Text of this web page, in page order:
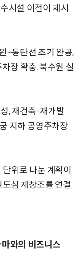
시설 이전이 제시
~동탄선 조기 완공,
장 확충, 북수원 실
, 재건축·재개발
지하 공영주차장
위로 나눈 계획이
심 재창조를 연결
와의 비즈니스